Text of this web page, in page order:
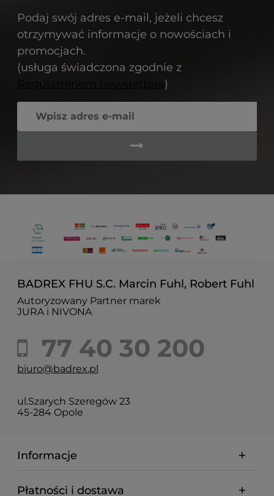
Podaj swój adres e-mail, jeżeli chcesz
otrzymywać informacje o nowościach i
promocjach.
(usługa świadczona zgodnie z
)
BADREX FHU S.C. Marcin Fuhl, Robert Fuhl
Autoryzowany Partner marek
JURA i NIVONA
77 40 30 200
biuro@badrex.pl
ul.Szarych Szeregów 23
45-284 Opole
Informacje
Płatności i dostawa